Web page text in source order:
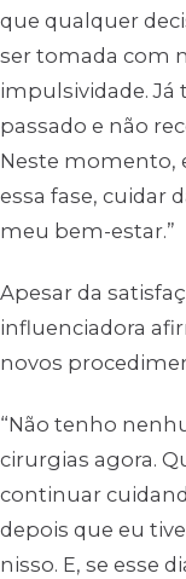
que qualquer
ser tomada com
impulsividade. Já
passado e não
Neste momento,
essa fase, cuidar
meu bem-estar.”
Apesar da
influenciadora
novos
“Não tenho
cirurgias agora.
continuar
depois que eu
nisso. E, se esse